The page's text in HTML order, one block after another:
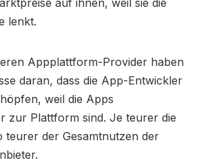
lenkt.
Appplattform-Provider haben
daran, dass die App-Entwickler
weil die Apps
zur Plattform sind. Je teurer die
teurer der Gesamtnutzen der